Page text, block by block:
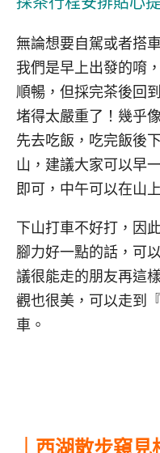
無論想要自駕或者搭
我們是早上出發的唷
順暢，但採完茶後回
堵得太嚴重了！幾乎
先去吃飯，吃完飯後
山，建議大家可以早
即可，中午可以在山
下山打車不好打，因
腳力好一點的話，可
議很能走的朋友再這
觀也很美，可以走到
車。
｜西湖散步窺